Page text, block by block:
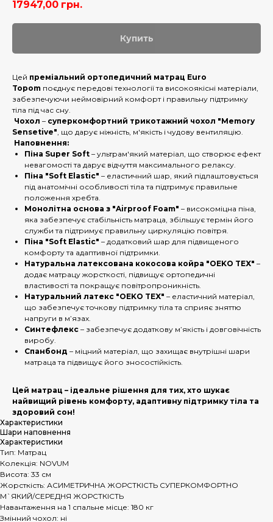
17947,00 грн.
Купить
Цей преміальний ортопедичний матрац Euro
Topom поєднує передові технології та високоякісні матеріали,
забезпечуючи неймовірний комфорт і правильну підтримку
тіла під час сну.
Чохол – суперкомфортний трикотажний чохол "Memory
Sensetive", що дарує ніжність, м'якість і чудову вентиляцію.
Наповнення:
Піна Super Soft – ультрам'який матеріал, що створює ефект
невагомості та дарує відчуття максимального релаксу.
Піна "Soft Elastic" – еластичний шар, який підлаштовується
під анатомічні особливості тіла та підтримує правильне
положення хребта.
Монолітна основа з "Airproof Foam" – високоміцна піна,
яка забезпечує стабільність матраца, збільшує термін його
служби та підтримує правильну циркуляцію повітря.
Піна "Soft Elastic" – додатковий шар для підвищеного
комфорту та адаптивної підтримки.
Натуральна латексована кокосова койра "OEKO TEX" –
додає матрацу жорсткості, підвищує ортопедичні
властивості та покращує повітропроникність.
Натуральний латекс "OEKO TEX" – еластичний матеріал,
що забезпечує точкову підтримку тіла та сприяє зняттю
напруги в м’язах.
Синтефлекс – забезпечує додаткову м’якість і довговічність
виробу.
Спанбонд – міцний матеріал, що захищає внутрішні шари
матраца та підвищує його зносостійкість.
Цей матрац – ідеальне рішення для тих, хто шукає
найвищий рівень комфорту, адаптивну підтримку тіла та
здоровий сон!
Характеристики
Шари наповнення
Характеристики
Тип: Матрац
Колекція: NOVUM
Висота: 33 см
Жорсткість: АСИМЕТРИЧНА ЖОРСТКІСТЬ СУПЕРКОМФОРТНО
М`ЯКИЙ/СЕРЕДНЯ ЖОРСТКІСТЬ
Навантаження на 1 спальне місце: 180 кг
Змінний чохол: ні